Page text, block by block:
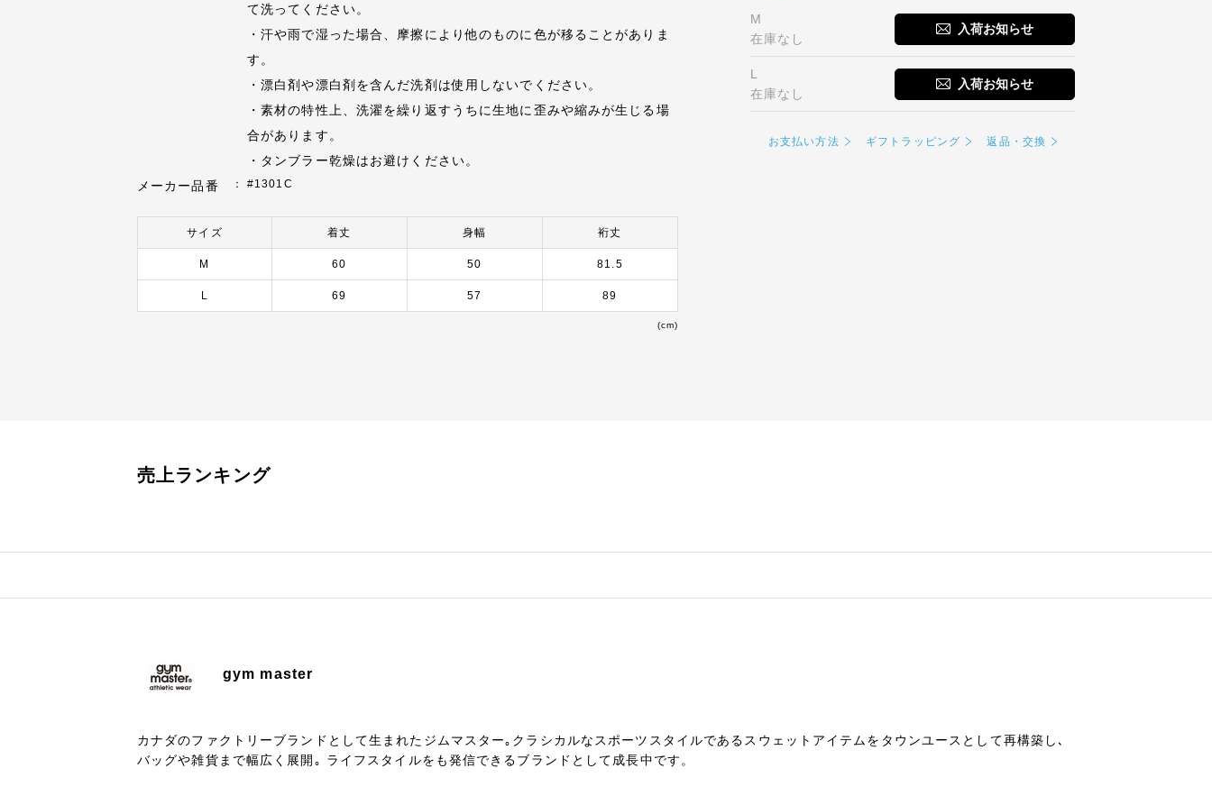
て洗ってください。
・汗や雨で湿った場合、摩擦により他のものに色が移ることがありま
す。
・漂白剤や漂白剤を含んだ洗剤は使用しないでください。
・素材の特性上、洗濯を繰り返すうちに生地に歪みや縮みが生じる場
合があります。
・タンブラー乾燥はお避けください。
メーカー品番
#1301C
サイズ 着丈 身幅 裄丈
M 60 50 81.5
L 69 57 89
(cm)
M
在庫なし
入荷お知らせ
L
在庫なし
入荷お知らせ
お支払い方法 ギフトラッピング 返品・交換
売上ランキング
gym master
カナダのファクトリーブランドとして生まれたジムマスター｡クラシカルなスポーツスタイルであるスウェットアイテムをタウンユースとして再構築し､
バッグや雑貨まで幅広く展開｡ ライフスタイルをも発信できるブランドとして成長中です。